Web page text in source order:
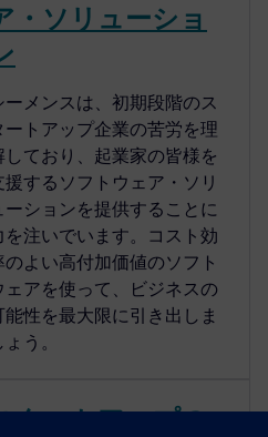
・ソリューショ
ーメンスは、初期段階のス
ートアップ企業の苦労を理
しており、起業家の皆様を
援するソフトウェア・ソリ
ーションを提供することに
を注いでいます。コスト効
のよい高付加価値のソフト
ェアを使って、ビジネスの
能性を最大限に引き出しま
ょう。
タートアップの